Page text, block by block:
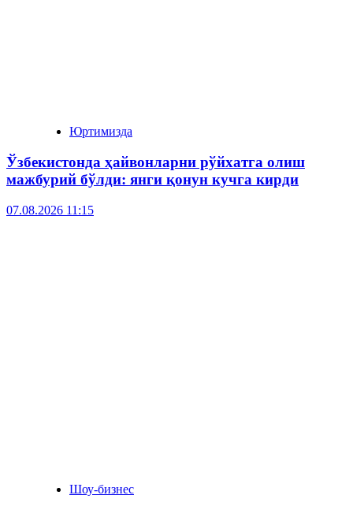
Юртимизда
Ўзбекистонда ҳайвонларни рўйхатга олиш
мажбурий бўлди: янги қонун кучга кирди
07.08.2026 11:15
Шоу-бизнес